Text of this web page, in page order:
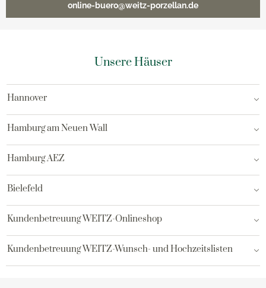
online-buero@weitz-porzellan.de
Unsere Häuser
Hannover
Hamburg am Neuen Wall
Hamburg AEZ
Bielefeld
Kundenbetreuung WEITZ-Onlineshop
Kundenbetreuung WEITZ-Wunsch- und Hochzeitslisten